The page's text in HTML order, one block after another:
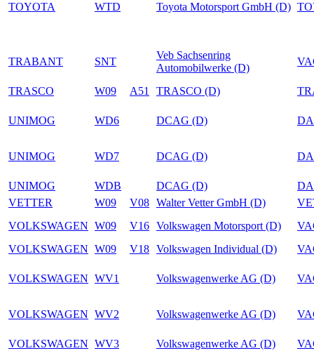
TOYOTA WTD Toyota Motorsport GmbH (D)
TRABANT SNT
Veb Sachsenring
Automobilwerke (D)
TRASCO W09 A51 TRASCO (D)
UNIMOG WD6 DCAG (D)
UNIMOG WD7 DCAG (D)
UNIMOG WDB DCAG (D)
VETTER
W09 V08 Walter Vetter GmbH (D)
VOLKSWAGEN W09 V16 Volkswagen Motorsport (D)
VOLKSWAGEN W09 V18 Volkswagen Individual (D)
VOLKSWAGEN WV1 Volkswagenwerke AG (D)
VOLKSWAGEN WV2 Volkswagenwerke AG (D)
VOLKSWAGEN WV3 Volkswagenwerke AG (D)